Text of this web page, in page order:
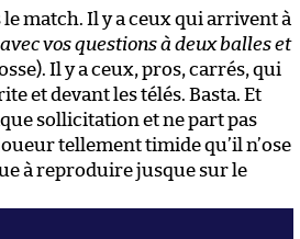
le match. Il y a ceux qui arrivent à
vos questions à deux balles et
Il y a ceux, pros, carrés, qui
et devant les télés. Basta. Et
sollicitation et ne part pas
tellement timide qu’il n’ose
à reproduire jusque sur le